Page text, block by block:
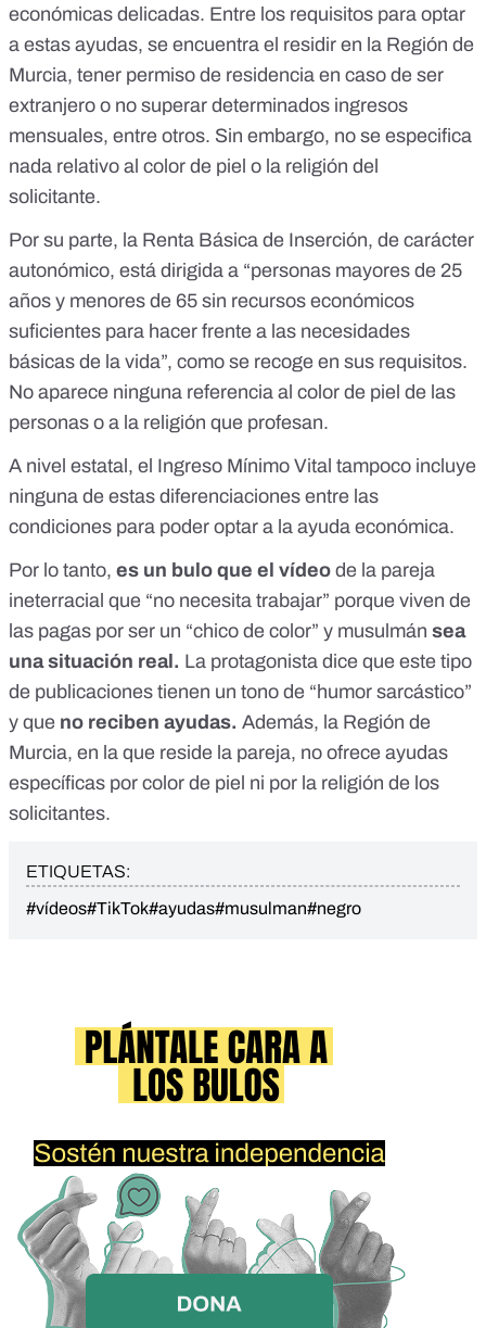
económicas delicadas. Entre los requisitos para optar
a estas ayudas, se encuentra el residir en la Región de
Murcia, tener permiso de residencia en caso de ser
extranjero o no superar determinados ingresos
mensuales, entre otros. Sin embargo, no se especifica
nada relativo al color de piel o la religión del
solicitante.
Por su parte, la Renta Básica de Inserción, de carácter
autonómico, está dirigida a “personas mayores de 25
años y menores de 65 sin recursos económicos
suficientes para hacer frente a las necesidades
básicas de la vida”, como se recoge en sus requisitos.
No aparece ninguna referencia al color de piel de las
personas o a la religión que profesan.
A nivel estatal, el Ingreso Mínimo Vital tampoco incluye
ninguna de estas diferenciaciones entre las
condiciones para poder optar a la ayuda económica.
Por lo tanto, es un bulo que el vídeo de la pareja
ineterracial que “no necesita trabajar” porque viven de
las pagas por ser un “chico de color” y musulmán sea
una situación real. La protagonista dice que este tipo
de publicaciones tienen un tono de “humor sarcástico”
y que no reciben ayudas. Además, la Región de
Murcia, en la que reside la pareja, no ofrece ayudas
específicas por color de piel ni por la religión de los
solicitantes.
ETIQUETAS:
#vídeos#TikTok#ayudas#musulman#negro